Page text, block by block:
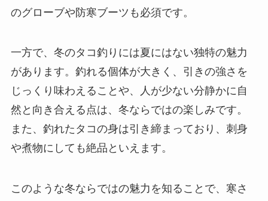
のグローブや防寒ブーツも必須です。
一方で、冬のタコ釣りには夏にはない独特の魅力
があります。釣れる個体が大きく、引きの強さを
じっくり味わえることや、人が少ない分静かに自
然と向き合える点は、冬ならではの楽しみです。
また、釣れたタコの身は引き締まっており、刺身
や煮物にしても絶品といえます。
このような冬ならではの魅力を知ることで、寒さ